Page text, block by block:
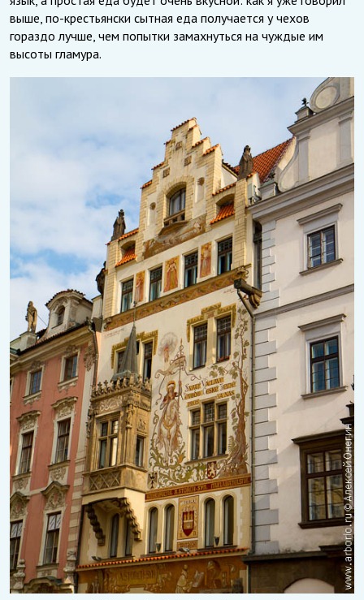
выше, по-крестьянски сытная еда получается у чехов
гораздо лучше, чем попытки замахнуться на чуждые им
высоты гламура.